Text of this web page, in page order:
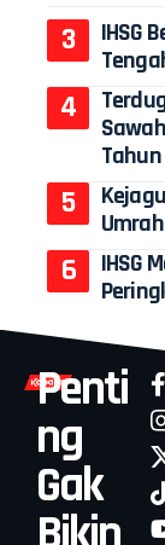
IHSG
Tahun
IHSG
Penti
ng
Gak